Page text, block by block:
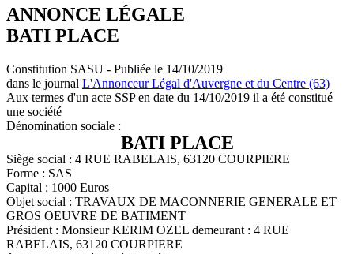
ANNONCE LÉGALE
BATI PLACE
Constitution SASU - Publiée le 14/10/2019
dans le journal L'Annonceur Légal d'Auvergne et du Centre (63)
Aux termes d'un acte SSP en date du 14/10/2019 il a été constitué
une société
Dénomination sociale :
BATI PLACE
Siège social : 4 RUE RABELAIS, 63120 COURPIERE
Forme : SAS
Capital : 1000 Euros
Objet social : TRAVAUX DE MACONNERIE GENERALE ET
GROS OEUVRE DE BATIMENT
Président : Monsieur KERIM OZEL demeurant : 4 RUE
RABELAIS, 63120 COURPIERE